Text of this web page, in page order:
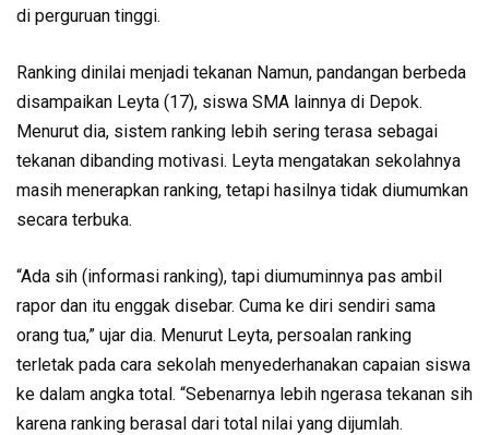
di perguruan tinggi.
Ranking dinilai menjadi tekanan Namun, pandangan berbeda
disampaikan Leyta (17), siswa SMA lainnya di Depok.
Menurut dia, sistem ranking lebih sering terasa sebagai
tekanan dibanding motivasi. Leyta mengatakan sekolahnya
masih menerapkan ranking, tetapi hasilnya tidak diumumkan
secara terbuka.
“Ada sih (informasi ranking), tapi diumuminnya pas ambil
rapor dan itu enggak disebar. Cuma ke diri sendiri sama
orang tua,” ujar dia. Menurut Leyta, persoalan ranking
terletak pada cara sekolah menyederhanakan capaian siswa
ke dalam angka total. “Sebenarnya lebih ngerasa tekanan sih
karena ranking berasal dari total nilai yang dijumlah.